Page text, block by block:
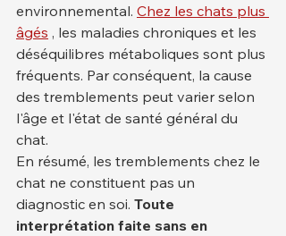
environnemental. Chez les chats plus
âgés , les maladies chroniques et les
déséquilibres métaboliques sont plus
fréquents. Par conséquent, la cause
des tremblements peut varier selon
l'âge et l'état de santé général du
chat.
En résumé, les tremblements chez le
chat ne constituent pas un
diagnostic en soi. Toute
interprétation faite sans en